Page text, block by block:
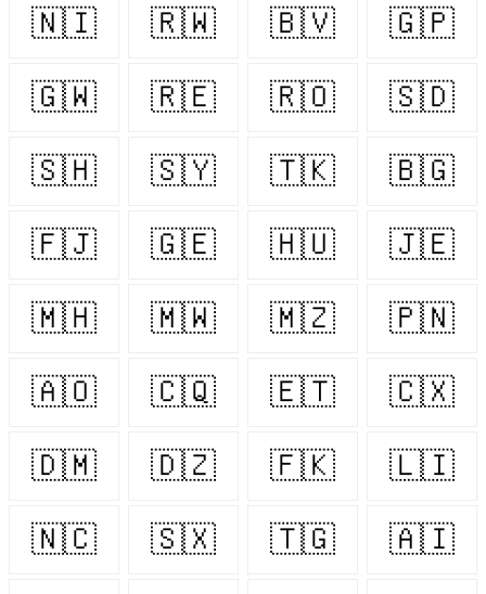
🇳🇮 🇷🇼 🇧🇻 🇬🇵
🇬🇼 🇷🇪 🇷🇴 🇸🇩
🇸🇭 🇸🇾 🇹🇰 🇧🇬
🇫🇯 🇬🇪 🇭🇺 🇯🇪
🇲🇭 🇲🇼 🇲🇿 🇵🇳
🇦🇴 🇨🇶 🇪🇹 🇨🇽
🇩🇲 🇩🇿 🇫🇰 🇱🇮
🇳🇨 🇸🇽 🇹🇬 🇦🇮